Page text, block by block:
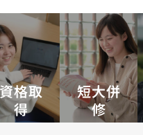
格取
得
短大併
修